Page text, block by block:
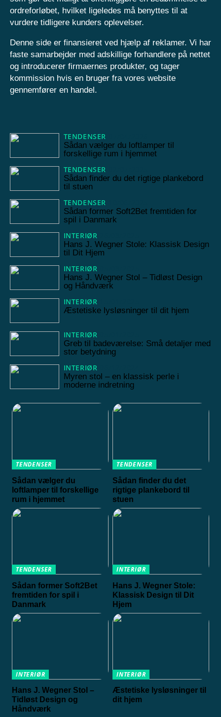
ordreforløbet, hvilket ligeledes må benyttes til at
vurdere tidligere kunders oplevelser.
Denne side er finansieret ved hjælp af reklamer. Vi har
faste samarbejder med adskillige forhandlere på nettet
og introducerer firmaernes produkter, og tager
kommission hvis en bruger fra vores website
gennemfører en handel.
TENDENSER
Sådan vælger du loftlamper til
forskellige rum i hjemmet
TENDENSER
Sådan finder du det rigtige plankebord
til stuen
TENDENSER
Sådan former Soft2Bet fremtiden for
spil i Danmark
INTERIØR
Hans J. Wegner Stole: Klassisk Design
til Dit Hjem
INTERIØR
Hans J. Wegner Stol – Tidløst Design
og Håndværk
INTERIØR
Æstetiske lysløsninger til dit hjem
INTERIØR
Greb til badeværelse: Små detaljer med
stor betydning
INTERIØR
Myren stol – en klassisk perle i
moderne indretning
TENDENSER
Sådan vælger du
loftlamper til forskellige
rum i hjemmet
TENDENSER
Sådan finder du det
rigtige plankebord til
stuen
TENDENSER
Sådan former Soft2Bet
fremtiden for spil i
Danmark
INTERIØR
Hans J. Wegner Stole:
Klassisk Design til Dit
Hjem
INTERIØR
Hans J. Wegner Stol –
Tidløst Design og
Håndværk
INTERIØR
Æstetiske lysløsninger til
dit hjem